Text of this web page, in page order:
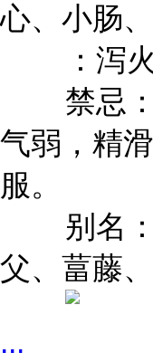
心、小肠
：泻火
禁忌：
气弱，精
服。
别名：
父、葍藤
...